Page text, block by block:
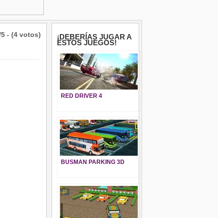
5 - (4 votos) ¡DEBERÍAS JUGAR A
ESTOS JUEGOS!
RED DRIVER 4
BUSMAN PARKING 3D